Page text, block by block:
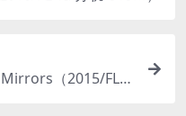
（2015/FLA